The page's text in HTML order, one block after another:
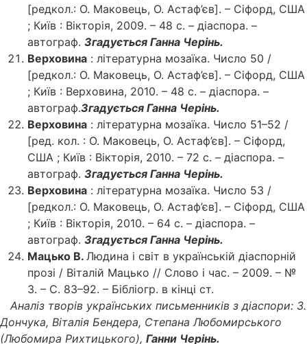
[редкол.: О. Маковець, О. Астаф’єв]. – Сіфорд, США
; Київ : Вікторія, 2009. – 48 с. – діаспора. –
автограф. Згадується Ганна Черінь.
Верховина : літературна мозаїка. Число 50 /
[редкол.: О. Маковець, О. Астаф’єв]. – Сіфорд, США
; Київ : Верховина, 2010. – 48 с. – діаспора. –
автограф.Згадується Ганна Черінь.
Верховина : літературна мозаїка. Число 51–52 /
[ред. кол. : О. Маковець, О. Астаф’єв]. – Сіфорд,
США ; Київ : Вікторія, 2010. – 72 с. – діаспора. –
автограф. Згадується Ганна Черінь.
Верховина : літературна мозаїка. Число 53 /
[редкол.: О. Маковець, О. Астаф’єв]. – Сіфорд, США
; Київ : Вікторія, 2010. – 64 с. – діаспора. –
автограф. Згадується Ганна Черінь.
Мацько В. Людина і світ в українській діаспорній
прозі / Віталій Мацько // Слово і час. – 2009. – №
3. – С. 83–92. – Бібліогр. в кінці ст.
Аналіз творів українських письменників з діаспори: З.
Дончука, Віталія Бендера, Степана Любомирського
(Любомира Рихтицького), Ганни Черінь.